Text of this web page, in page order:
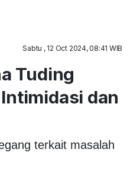
Sabtu , 12 Oct 2024, 08:41 WIB
Tuding
dan
terkait masalah